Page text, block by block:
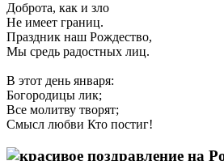
Доброта, как и зло
Не имеет границ.
Праздник наш Рождество,
Мы средь радостных лиц.
В этот день января:
Богородицы лик;
Все молитву творят;
Смысл любви Кто постиг!